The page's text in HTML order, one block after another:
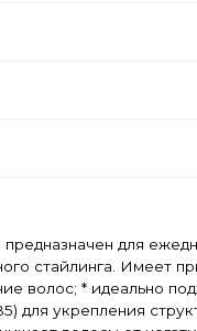
для
стайлинга. Имеет
волос; * идеально
для укрепления